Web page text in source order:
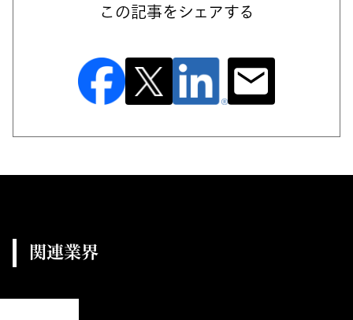
この記事をシェアする
関連業界